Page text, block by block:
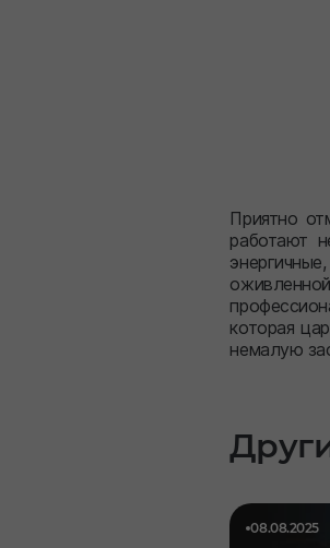
Приятно
работают
которая
немалую
08.08.2025